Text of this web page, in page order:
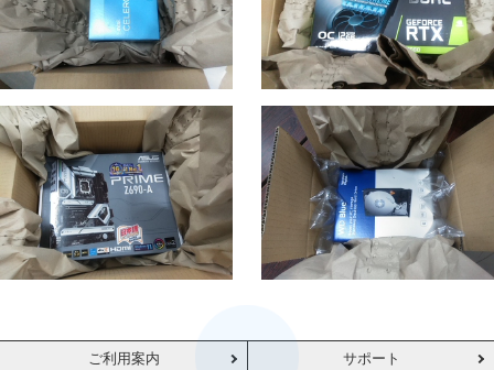
ご利用案内 サポート